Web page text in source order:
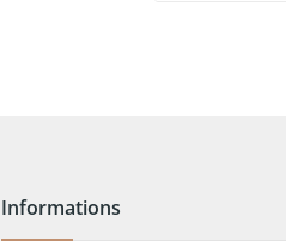
Informations